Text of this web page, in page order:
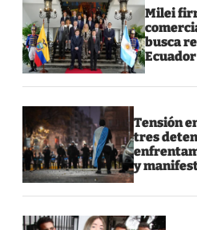
Milei
busca
Ecuador
Tensión
tres
y